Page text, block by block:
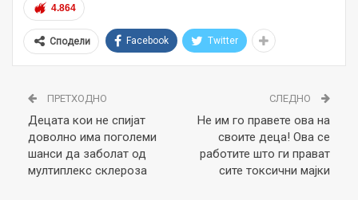
4.864
Сподели Facebook Twitter
ПРЕТХОДНО
Децата кои не спијат
доволно има поголеми
шанси да заболат од
мултиплекс склероза
СЛЕДНО
Не им го правете ова на
своите деца! Ова се
работите што ги прават
сите токсични мајки